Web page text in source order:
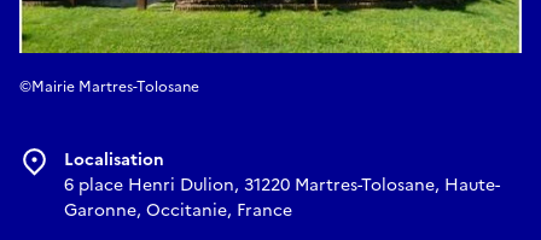
©Mairie Martres-Tolosane
Localisation
6 place Henri Dulion, 31220 Martres-Tolosane, Haute-
Garonne, Occitanie, France